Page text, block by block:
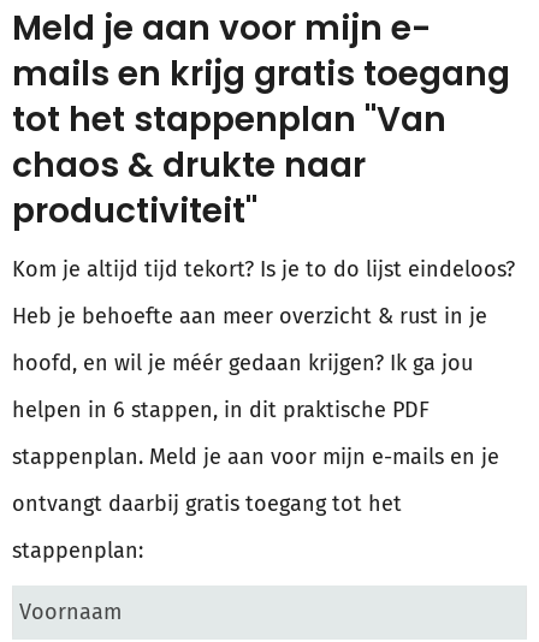
Meld je aan voor mijn e-
mails en krijg gratis toegang
tot het stappenplan "Van
chaos & drukte naar
productiviteit"
Kom je altijd tijd tekort? Is je to do lijst eindeloos?
Heb je behoefte aan meer overzicht & rust in je
hoofd, en wil je méér gedaan krijgen? Ik ga jou
helpen in 6 stappen, in dit praktische PDF
stappenplan. Meld je aan voor mijn e-mails en je
ontvangt daarbij gratis toegang tot het
stappenplan: